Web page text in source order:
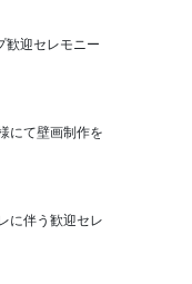
歓迎セレモニー
にて壁画制作を
に伴う歓迎セレ